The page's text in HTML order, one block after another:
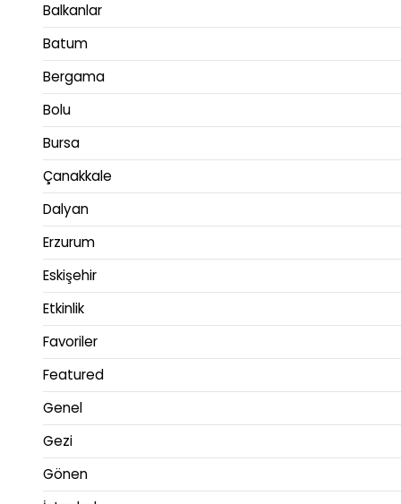
Balkanlar
Batum
Bergama
Bolu
Bursa
Çanakkale
Dalyan
Erzurum
Eskişehir
Etkinlik
Favoriler
Featured
Genel
Gezi
Gönen